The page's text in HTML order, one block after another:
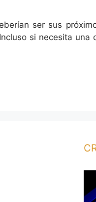
ser sus
si necesita una